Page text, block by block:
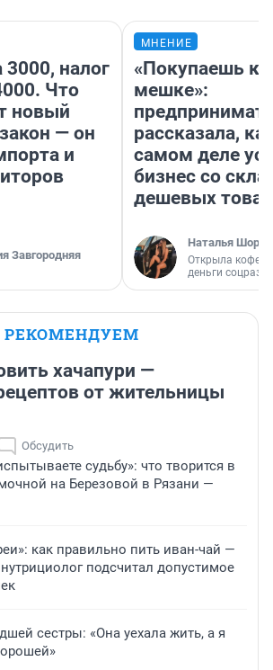
налог
Что
новый
— он
и
Завгородняя
МНЕНИЕ
«Покупаешь
мешке»:
рассказала,
самом деле
бизнес со
дешевых
Наталья
Открыла
деньги
РЕКОМЕНДУЕМ
хачапури —
от жительницы
Обсудить
судьбу»: что творится в
на Березовой в Рязани —
как правильно пить иван-чай —
подсчитал допустимое
сестры: «Она уехала жить, а я